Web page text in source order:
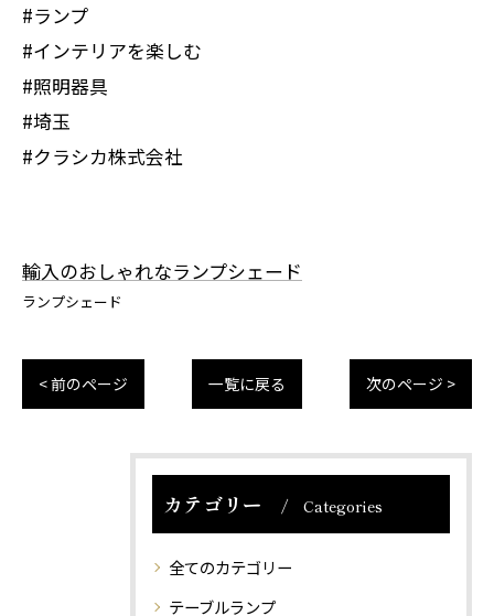
#ランプ
#インテリアを楽しむ
#照明器具
#埼玉
#クラシカ株式会社
輸入のおしゃれなランプシェード
ランプシェード
< 前のページ 一覧に戻る 次のページ >
カテゴリー Categories
全てのカテゴリー
テーブルランプ